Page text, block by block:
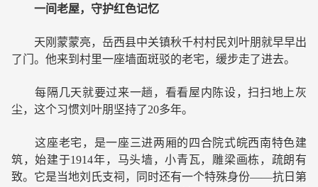
一间老屋，守护红色记忆
天刚蒙蒙亮，岳西县中关镇秋千村村民刘叶朋就早早出
了门。他来到村里一座墙面斑驳的老宅，缓步走了进去。
每隔几天就要过来一趟，看看屋内陈设，扫扫地上灰
尘，这个习惯刘叶朋坚持了20多年。
这座老宅，是一座三进两厢的四合院式皖西南特色建
筑，始建于1914年，马头墙，小青瓦，雕梁画栋，疏朗有
致。它是当地刘氏支祠，同时还有一个特殊身份——抗日第